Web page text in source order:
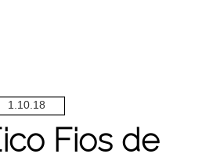
1.10.18
Fios de